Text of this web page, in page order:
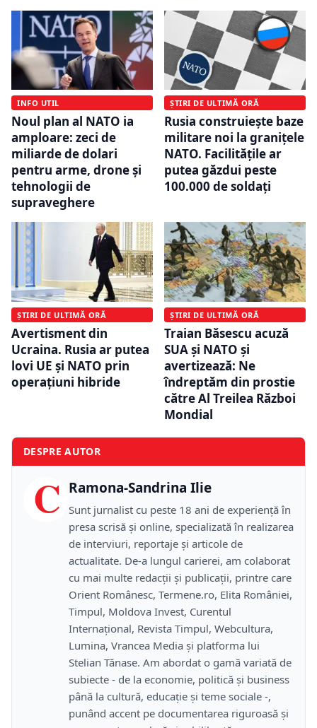
INFO UTIL
Noul plan al NATO ia
amploare: zeci de
miliarde de dolari
pentru arme, drone și
tehnologii de
supraveghere
ȘTIRI DE ULTIMĂ ORĂ
Rusia construiește baze
militare noi la granițele
NATO. Facilitățile ar
putea găzdui peste
100.000 de soldați
ȘTIRI DE ULTIMĂ ORĂ
Avertisment din
Ucraina. Rusia ar putea
lovi UE și NATO prin
operațiuni hibride
ȘTIRI DE ULTIMĂ ORĂ
Traian Băsescu acuză
SUA și NATO și
avertizează: Ne
îndreptăm din prostie
către Al Treilea Război
Mondial
DESPRE AUTOR
C Ramona-Sandrina Ilie
Sunt jurnalist cu peste 18 ani de experiență în
presa scrisă și online, specializată în realizarea
de interviuri, reportaje și articole de
actualitate. De-a lungul carierei, am colaborat
cu mai multe redacții și publicații, printre care
Orient Românesc, Termene.ro, Elita României,
Timpul, Moldova Invest, Curentul
Internațional, Revista Timpul, Webcultura,
Lumina, Vrancea Media și platforma lui
Stelian Tănase. Am abordat o gamă variată de
subiecte - de la economie, politică și business
până la cultură, educație și teme sociale -,
punând accent pe documentarea riguroasă și